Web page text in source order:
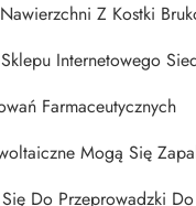
Z Kostki
Internetowego
Farmaceutycznych
Mogą Się
Się Do Przeprowadzki